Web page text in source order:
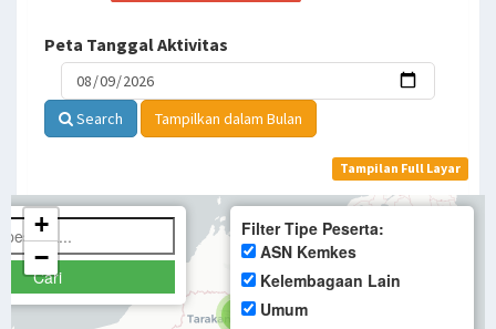
Peta Tanggal Aktivitas
Search Tampilkan dalam Bulan
Tampilan Full Layar